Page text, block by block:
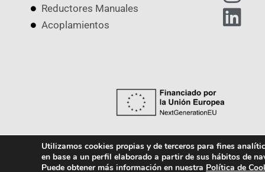
Reductores Manuales
Acoplamientos
Política de Cookies Política de Privacidad
Utilizamos cookies propias y de terceros para fines
en base a un perfil elaborado a partir de sus hábitos de
Puede obtener más información en nuestra Política de